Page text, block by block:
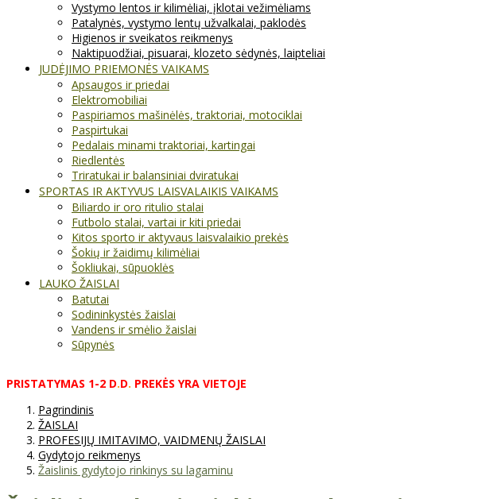
Vystymo lentos ir kilimėliai, įklotai vežimėliams
Patalynės, vystymo lentų užvalkalai, paklodės
Higienos ir sveikatos reikmenys
Naktipuodžiai, pisuarai, klozeto sėdynės, laipteliai
JUDĖJIMO PRIEMONĖS VAIKAMS
Apsaugos ir priedai
Elektromobiliai
Paspiriamos mašinėlės, traktoriai, motociklai
Paspirtukai
Pedalais minami traktoriai, kartingai
Riedlentės
Triratukai ir balansiniai dviratukai
SPORTAS IR AKTYVUS LAISVALAIKIS VAIKAMS
Biliardo ir oro ritulio stalai
Futbolo stalai, vartai ir kiti priedai
Kitos sporto ir aktyvaus laisvalaikio prekės
Šokių ir žaidimų kilimėliai
Šokliukai, sūpuoklės
LAUKO ŽAISLAI
Batutai
Sodininkystės žaislai
Vandens ir smėlio žaislai
Sūpynės
PRISTATYMAS 1-2 D.D. PREKĖS YRA VIETOJE
Pagrindinis
ŽAISLAI
PROFESIJŲ IMITAVIMO, VAIDMENŲ ŽAISLAI
Gydytojo reikmenys
Žaislinis gydytojo rinkinys su lagaminu